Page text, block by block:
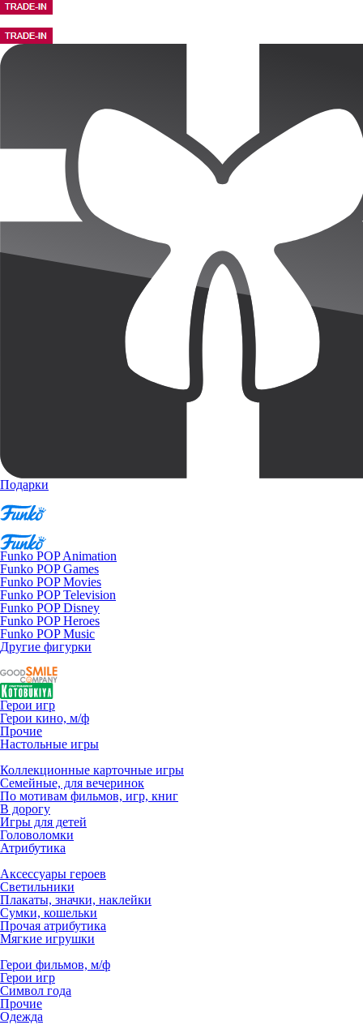
Подарки
Funko POP Animation
Funko POP Games
Funko POP Movies
Funko POP Television
Funko POP Disney
Funko POP Heroes
Funko POP Music
Другие фигурки
Герои игр
Герои кино, м/ф
Прочие
Настольные игры
Коллекционные карточные игры
Семейные, для вечеринок
По мотивам фильмов, игр, книг
В дорогу
Игры для детей
Головоломки
Атрибутика
Аксессуары героев
Светильники
Плакаты, значки, наклейки
Сумки, кошельки
Прочая атрибутика
Мягкие игрушки
Герои фильмов, м/ф
Герои игр
Символ года
Прочие
Одежда